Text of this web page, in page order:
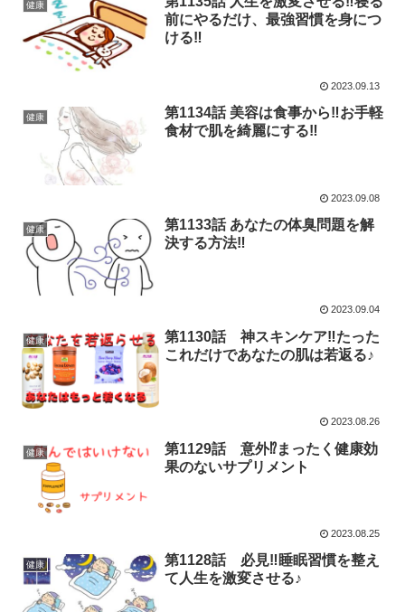
健康
前にやるだけ、最強習慣を身につ
ける‼
2023.09.13
健康
第1134話 美容は食事から‼お手軽
食材で肌を綺麗にする‼
2023.09.08
健康
第1133話 あなたの体臭問題を解
決する方法‼
2023.09.04
健康
第1130話 神スキンケア‼たった
これだけであなたの肌は若返る♪
2023.08.26
健康
第1129話 意外⁉まったく健康効
果のないサプリメント
2023.08.25
健康
第1128話 必見‼睡眠習慣を整え
て人生を激変させる♪